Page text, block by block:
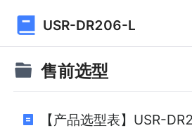
USR-DR206-L
售前选型